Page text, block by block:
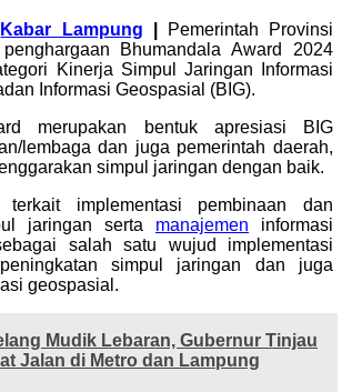
Kabar Lampung
Pemerintah Provinsi
Bhumandala Award 2024
Kinerja Simpul Jaringan Informasi
Informasi Geospasial (BIG).
merupakan bentuk apresiasi BIG
lembaga dan juga pemerintah daerah,
simpul jaringan dengan baik.
terkait implementasi pembinaan dan
jaringan serta manajemen informasi
salah satu wujud implementasi
simpul jaringan dan juga
geospasial.
Mudik Lebaran, Gubernur Tinjau
Jalan di Metro dan Lampung